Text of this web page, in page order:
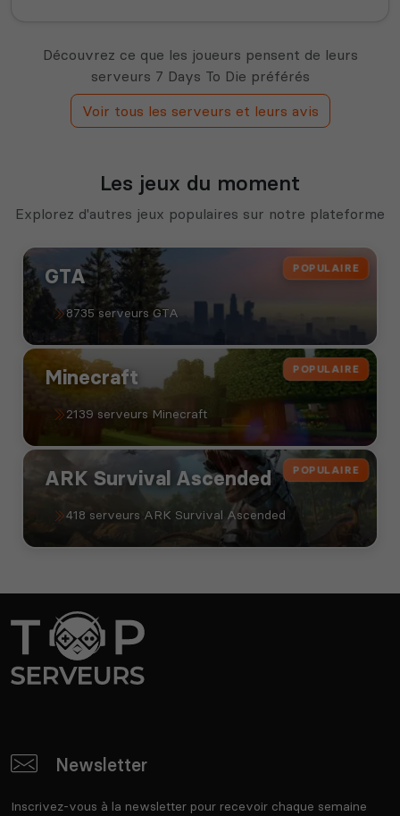
Découvrez ce que les joueurs pensent de leurs
serveurs 7 Days To Die préférés
Voir tous les serveurs et leurs avis
Les jeux du moment
Explorez d'autres jeux populaires sur notre plateforme
POPULAIRE
GTA
8735 serveurs GTA
POPULAIRE
Minecraft
2139 serveurs Minecraft
POPULAIRE
ARK Survival Ascended
418 serveurs ARK Survival Ascended
Newsletter
Inscrivez-vous à la newsletter pour recevoir chaque semaine